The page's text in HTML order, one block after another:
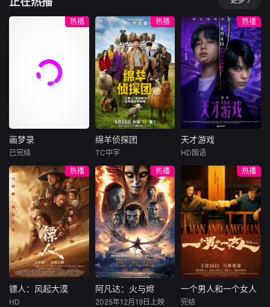
事动画，观众亲手
选择线索、决定剧
的逻辑侦探杰杰，
搭配脑洞跳脱、总
能发现隐藏暗道的
务所，承接各类离
奇失窃
发生！木木、麦
基、木妹、木叽四
人组成超强侦探小
队，化身城市里的
私家侦探。诡异失
踪案、神秘失窃
案、离奇连环谜案
接踵而至，迷雾重
重、线索暗藏。四
人各怀本领，心思
缜密推理细节
布置了一间堆满材
料与工具的 DIY 手
工房间，结束竞速
冒险后，他便会来
到这里放空自己、
动手创作。他时常
邀请好友前来相
聚，众人围绕不同
主题开展手工 DIY
挑战：赛车迷你模
型、角色黏土人
热播
画梦录
林柏叡
民国的上海滩，身
怀绝技的孤女画师
许雁真，意外与身
陷危局的融汇银行
总账姜心羽产生交
集。姜心羽遭人陷
害，只得与许雁真
结盟，彼时银行欲
将国宝名画低价卖
给外国人，许雁真
画梦录
已完结
热播
绵羊侦探团
尼可拉斯·博朗
尼古拉斯·加利齐纳
牧羊人乔治
（休·杰克曼饰）最
爱给羊群读侦探小
说，没想到自己有
一天会离奇死亡。
他留下的3000万
巨额遗产，让每个
人貌似都有犯罪动
机。警察毫无头绪
绵羊侦探团
TC中字
热播
天才游戏
李蔓瑄
穷途末路的天才少
年刘全龙（彭昱畅
饰），被偏执富家
公子陈伦（丁禹兮
饰）选中，被迫踏
入一场为他量身打
造的“换命游戏”。
豪华别墅、名车名
表、神秘女友全部
备齐，在陈伦的精
天才游戏
HD国语
热播
镖人：风起大漠
镖人：风起大漠
HD
热播
阿凡达：火与烬
阿凡达：火与烬
2025年12月19日上映
热播
一个男人和一个女人
一个男人和一个女人
完结